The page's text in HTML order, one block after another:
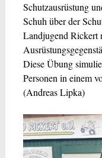
Schutzausrüstung
Schuh über der
Landjugend Rickert
Diese Übung
Personen in einem
(Andreas Lipka)